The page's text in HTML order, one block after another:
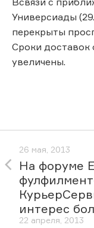
Универсиады
перекрыты
Сроки доставок
увеличены.
26 мая, 2013
На форуме
интерес
22 апреля, 2013